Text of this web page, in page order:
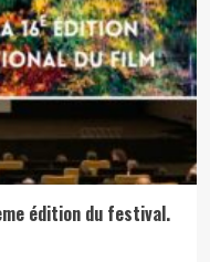
édition du festival.